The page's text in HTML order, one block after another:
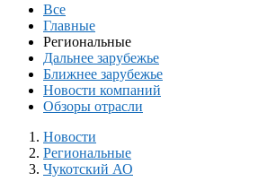
Все
Главные
Региональные
Дальнее зарубежье
Ближнее зарубежье
Новости компаний
Обзоры отрасли
Новости
Разделы
Новости
Региональные
Чукотский АО